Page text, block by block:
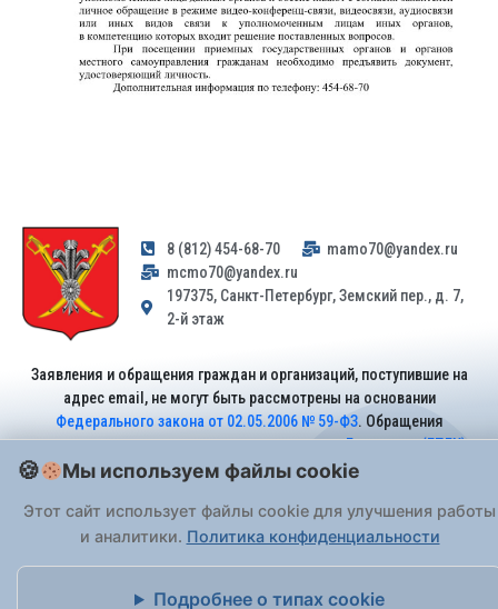
8 (812) 454-68-70
mamo70@yandex.ru
mcmo70@yandex.ru
197375, Санкт-Петербург, Земский пер., д. 7,
2-й этаж
Заявления и обращения граждан и организаций, поступившие на
адрес email, не могут быть рассмотрены на основании
Федерального закона от 02.05.2006 № 59-ФЗ. Обращения
принимаются только: по почте, черезпортал «Госуслуги» (ЕПГУ)
или лично при предъявлении паспорта.
На Сайте действуетПолитика обработки персональных данных
Мы используем файлы cookie
Этот сайт использует файлы cookie для улучшения работы
и аналитики. Политика конфиденциальности
Подробнее о типах cookie